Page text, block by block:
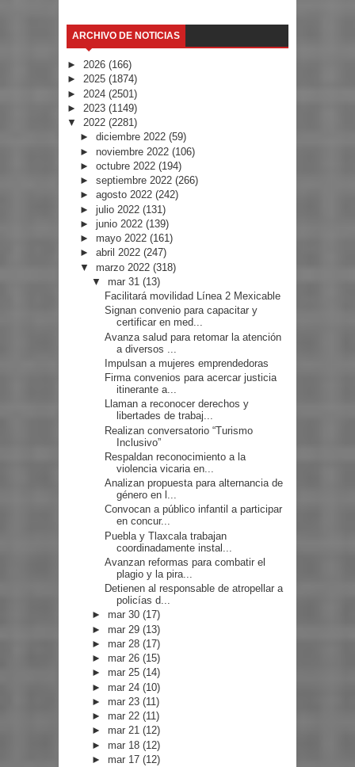
ARCHIVO DE NOTICIAS
► 2026 (166)
► 2025 (1874)
► 2024 (2501)
► 2023 (1149)
▼ 2022 (2281)
► diciembre 2022 (59)
► noviembre 2022 (106)
► octubre 2022 (194)
► septiembre 2022 (266)
► agosto 2022 (242)
► julio 2022 (131)
► junio 2022 (139)
► mayo 2022 (161)
► abril 2022 (247)
▼ marzo 2022 (318)
▼ mar 31(13)
Facilitará movilidad Línea 2 Mexicable
Signan convenio para capacitar y
certificar en med...
Avanza salud para retomar la atención
a diversos ...
Impulsan a mujeres emprendedoras
Firma convenios para acercar justicia
itinerante a...
Llaman a reconocer derechos y
libertades de trabaj...
Realizan conversatorio “Turismo
Inclusivo”
Respaldan reconocimiento a la
violencia vicaria en...
Analizan propuesta para alternancia de
género en l...
Convocan a público infantil a participar
en concur...
Puebla y Tlaxcala trabajan
coordinadamente instal...
Avanzan reformas para combatir el
plagio y la pira...
Detienen al responsable de atropellar a
policías d...
► mar 30(17)
► mar 29(13)
► mar 28(17)
► mar 26(15)
► mar 25(14)
► mar 24(10)
► mar 23(11)
► mar 22(11)
► mar 21(12)
► mar 18(12)
► mar 17(12)